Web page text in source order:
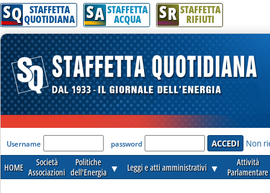
SQ STAFFETTA
QUOTIDIANA SA STAFFETTA
ACQUA SR STAFFETTA
RIFIUTI
'Modulo Login per accedere'
Username password Non
HOME
Società
Associazioni
Politiche
dell'Energia ▼ Leggi e atti amministrativi ▼
Attività
Parlamentare